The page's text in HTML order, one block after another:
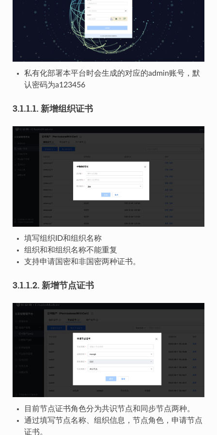
私有化部署本平台时会生成的对应的admin账号，默
认密码为a123456
3.1.1.1. 新增组织证书
填写组织ID和组织名称
组织和和组织名称不能重复
支持申请国密和非国密两种证书。
3.1.1.2. 新增节点证书
目前节点证书角色分为共识节点和同步节点两种。
通过填写节点名称、组织信息，节点角色，申请节点
证书。